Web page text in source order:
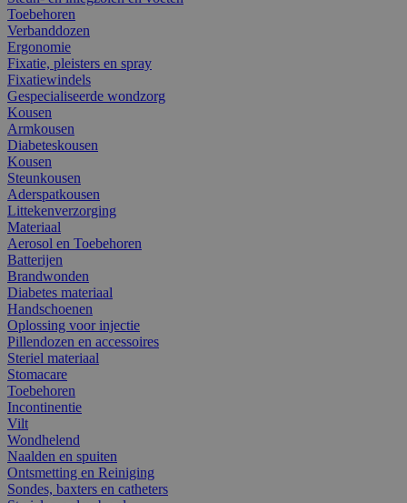
Toebehoren
Verbanddozen
Ergonomie
Fixatie, pleisters en spray
Fixatiewindels
Gespecialiseerde wondzorg
Kousen
Armkousen
Diabeteskousen
Kousen
Steunkousen
Aderspatkousen
Littekenverzorging
Materiaal
Aerosol en Toebehoren
Batterijen
Brandwonden
Diabetes materiaal
Handschoenen
Oplossing voor injectie
Pillendozen en accessoires
Steriel materiaal
Stomacare
Toebehoren
Incontinentie
Vilt
Wondhelend
Naalden en spuiten
Ontsmetting en Reiniging
Sondes, baxters en catheters